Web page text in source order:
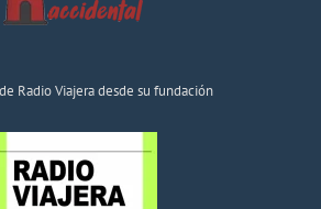
Radio Viajera desde su fundación